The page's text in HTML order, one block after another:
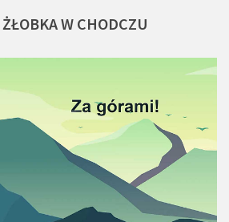
ŻŁOBKAW CHODCZU